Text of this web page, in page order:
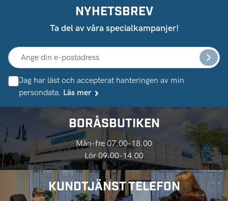
NYHETSBREV
Ta del av våra specialkampanjer!
Jag har läst och accepterat hanteringen av min
persondata. Läs mer
BORÅSBUTIKEN
Mån-fre 07.00-18.00
Lör 09.00-14.00
KUNDTJÄNST TELEFON